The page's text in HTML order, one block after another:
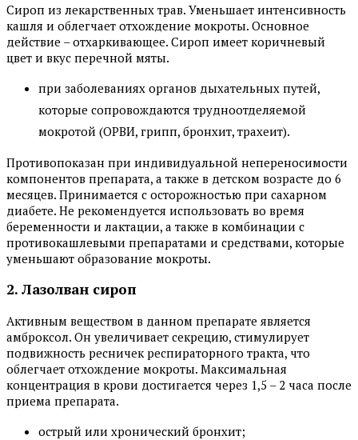
Сироп из лекарственных трав. Уменьшает интенсивность
кашля и облегчает отхождение мокроты. Основное
действие – отхаркивающее. Сироп имеет коричневый
цвет и вкус перечной мяты.
при заболеваниях органов дыхательных путей,
которые сопровождаются трудноотделяемой
мокротой (ОРВИ, грипп, бронхит, трахеит).
Противопоказан при индивидуальной непереносимости
компонентов препарата, а также в детском возрасте до 6
месяцев. Принимается с осторожностью при сахарном
диабете. Не рекомендуется использовать во время
беременности и лактации, а также в комбинации с
противокашлевыми препаратами и средствами, которые
уменьшают образование мокроты.
2. Лазолван сироп
Активным веществом в данном препарате является
амброксол. Он увеличивает секрецию, стимулирует
подвижность ресничек респираторного тракта, что
облегчает отхождение мокроты. Максимальная
концентрация в крови достигается через 1,5 – 2 часа после
приема препарата.
острый или хронический бронхит;